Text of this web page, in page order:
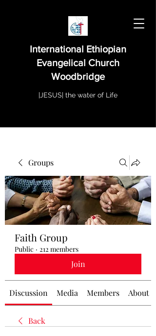
International Ethiopian
Evangelical Church
Woodbridge
|JESUS| the water of Life
Groups
Faith Group
Public · 212 members
Join
Discussion Media Members About
Back